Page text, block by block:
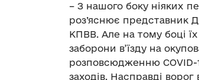
– З нашого боку ніяких
роз’яснює представник
КПВВ. Але на тому боці
заборони в’їзду на
розповсюдженню COVID-
заходів. Насправді